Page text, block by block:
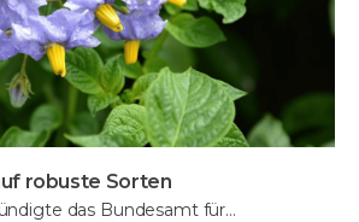
robuste Sorten
das Bundesamt für…